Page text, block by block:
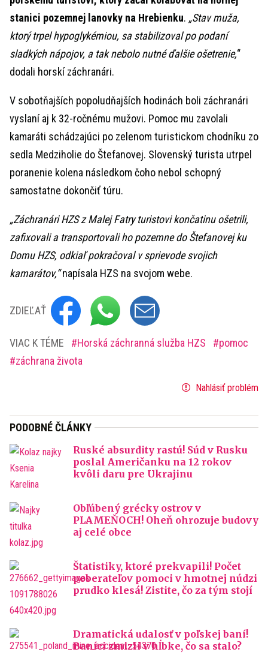
stanici pozemnej lanovky na Hrebienku. „Stav muža,
ktorý trpel hypoglykémiou, sa stabilizoval po podaní
sladkých nápojov, a tak nebolo nutné ďalšie ošetrenie,“
dodali horskí záchranári.
V sobotňajších popoludňajších hodinách boli záchranári
vyslaní aj k 32-ročnému mužovi. Pomoc mu zavolali
kamaráti schádzajúci po zelenom turistickom chodníku zo
sedla Medziholie do Štefanovej. Slovenský turista utrpel
poranenie kolena následkom čoho nebol schopný
samostatne dokončiť túru.
„Záchranári HZS z Malej Fatry turistovi končatinu ošetrili,
zafixovali a transportovali ho pozemne do Štefanovej ku
Domu HZS, odkiaľ pokračoval v sprievode svojich
kamarátov,“napísala HZS na svojom webe.
ZDIEĽAŤ
VIAC K TÉME Horská záchranná služba HZS
pomoc
záchrana života
Nahlásiť problém
PODOBNÉ ČLÁNKY
Ruské absurdity rastú! Súd v Rusku
poslal Američanku na 12 rokov
kvôli daru pre Ukrajinu
Obľúbený grécky ostrov v
PLAMEŇOCH! Oheň ohrozuje budovy
aj celé obce
Štatistiky, ktoré prekvapili! Počet
poberateľov pomoci v hmotnej núdzi
prudko klesá! Zistite, čo za tým stojí
Dramatická udalosť v poľskej baní!
Baníci zmizli v hĺbke, čo sa stalo?